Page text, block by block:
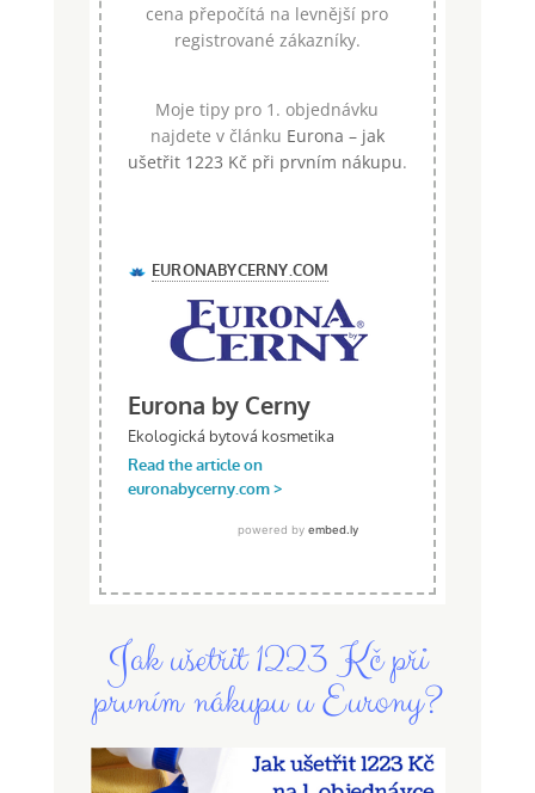
cena přepočítá na levnější pro
registrované zákazníky.
Moje tipy pro 1. objednávku
najdete v článku Eurona – jak
ušetřit 1223 Kč při prvním nákupu.
Jak ušetřit 1223 Kč při
prvním nákupu u Eurony?